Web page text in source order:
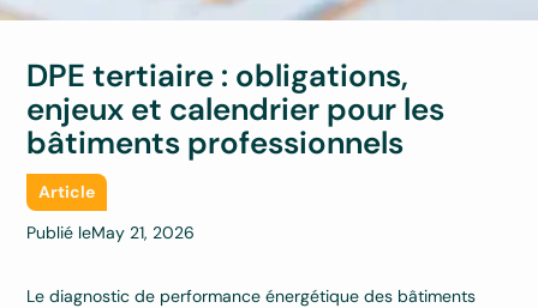
DPE tertiaire : obligations,
enjeux et calendrier pour les
bâtiments professionnels
Article
Publié leMay 21, 2026
Le diagnostic de performance énergétique des bâtiments